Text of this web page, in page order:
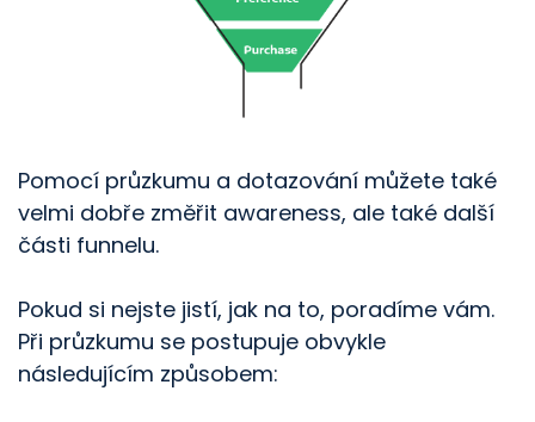
Pomocí průzkumu a dotazování můžete také
velmi dobře změřit awareness, ale také další
části funnelu.
Pokud si nejste jistí, jak na to, poradíme vám.
Při průzkumu se postupuje obvykle
následujícím způsobem: